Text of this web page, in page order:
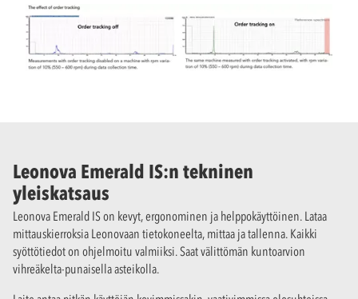
Leonova Emerald IS:n tekninen
yleiskatsaus
Leonova Emerald IS on kevyt, ergonominen ja helppokäyttöinen. Lataa
mittauskierroksia Leonovaan tietokoneelta, mittaa ja tallenna. Kaikki
syöttötiedot on ohjelmoitu valmiiksi. Saat välittömän kuntoarvion
vihreäkelta-punaisella asteikolla.